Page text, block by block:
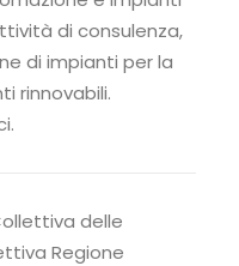
di consulenza,
di impianti per la
rinnovabili.
delle
Regione